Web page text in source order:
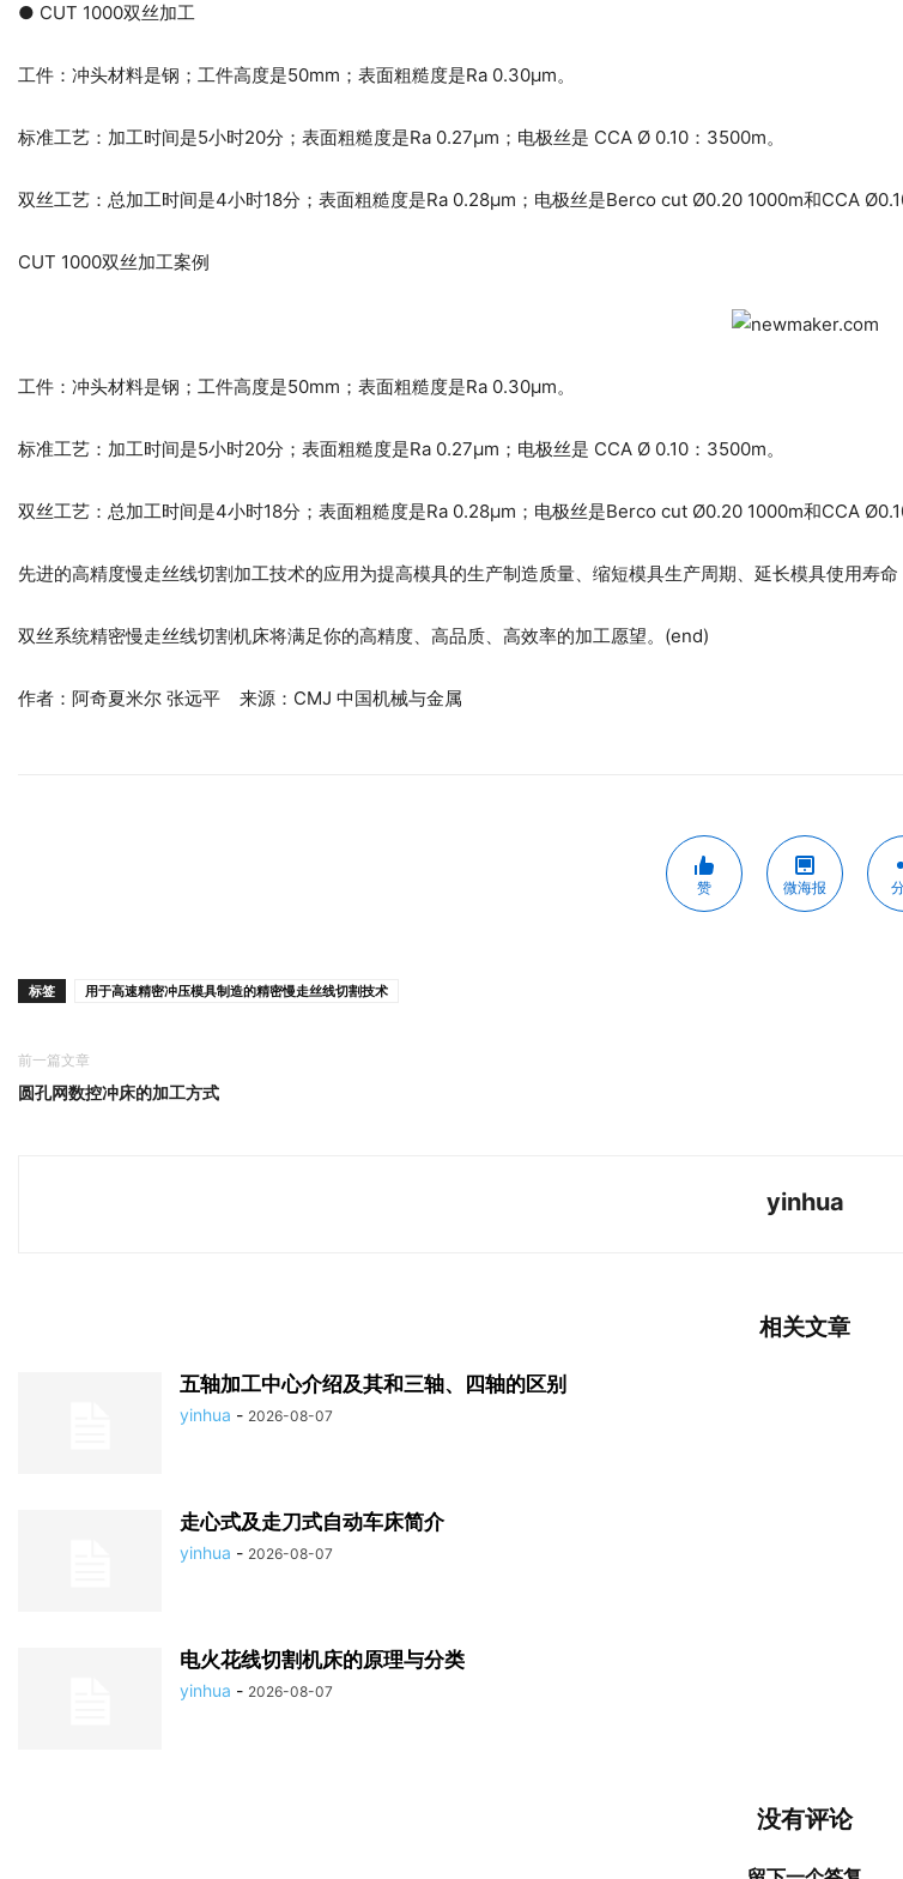
● CUT 1000双丝加工
工件：冲头材料是钢；工件高度是50mm；表面粗糙度是Ra 0.30μm。
标准工艺：加工时间是5小时20分；表面粗糙度是Ra 0.27μm；电极丝是 CCA Ø 0.10：3500m。
双丝工艺：总加工时间是4小时18分；表面粗糙度是Ra 0.28μm；电极丝是Berco cut Ø0.20 1000m和CCA
CUT 1000双丝加工案例
工件：冲头材料是钢；工件高度是50mm；表面粗糙度是Ra 0.30μm。
标准工艺：加工时间是5小时20分；表面粗糙度是Ra 0.27μm；电极丝是 CCA Ø 0.10：3500m。
双丝工艺：总加工时间是4小时18分；表面粗糙度是Ra 0.28μm；电极丝是Berco cut Ø0.20 1000m和CCA
先进的高精度慢走丝线切割加工技术的应用为提高模具的生产制造质量、缩短模具生产周期、延长模具使用寿
双丝系统精密慢走丝线切割机床将满足你的高精度、高品质、高效率的加工愿望。(end)
作者：阿奇夏米尔 张远平 来源：CMJ 中国机械与金属
赞 微海报
标签 用于高速精密冲压模具制造的精密慢走丝线切割技术
前一篇文章
圆孔网数控冲床的加工方式
yinhua
相关文章
五轴加工中心介绍及其和三轴、四轴的区别
yinhua - 2026-08-07
走心式及走刀式自动车床简介
yinhua - 2026-08-07
电火花线切割机床的原理与分类
yinhua - 2026-08-07
没有评论